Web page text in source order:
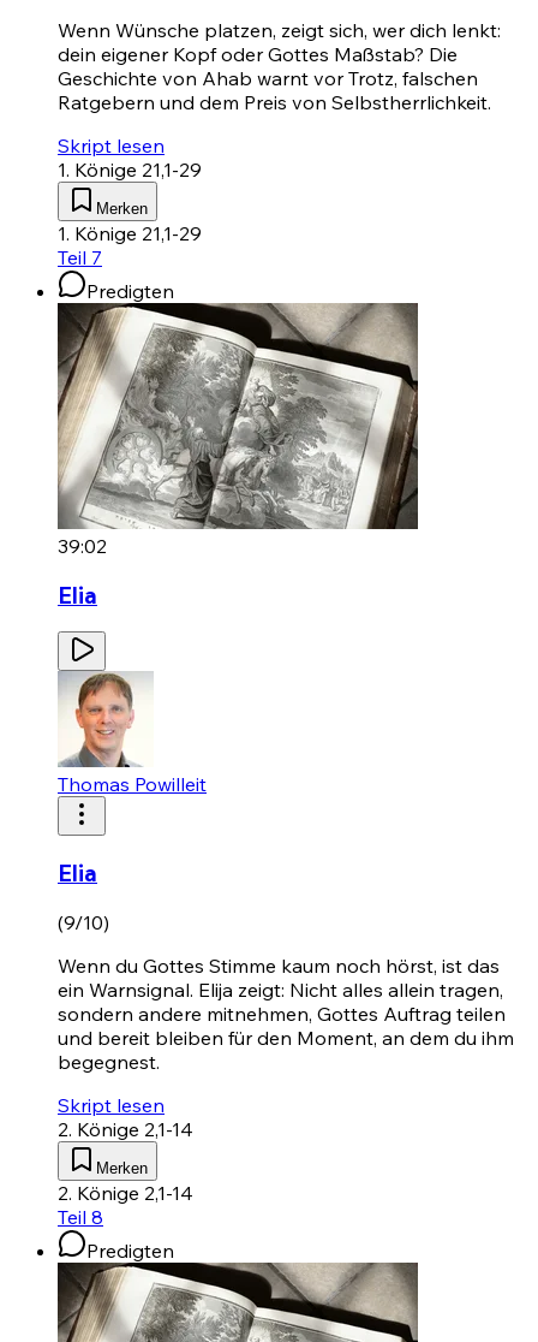
Wenn Wünsche platzen, zeigt sich, wer dich lenkt:
dein eigener Kopf oder Gottes Maßstab? Die
Geschichte von Ahab warnt vor Trotz, falschen
Ratgebern und dem Preis von Selbstherrlichkeit.
Skript lesen
1. Könige 21,1-29
Merken
1. Könige 21,1-29
Teil 7
Predigten
39:02
Elia
Thomas Powilleit
Elia
(9/10)
Wenn du Gottes Stimme kaum noch hörst, ist das
ein Warnsignal. Elija zeigt: Nicht alles allein tragen,
sondern andere mitnehmen, Gottes Auftrag teilen
und bereit bleiben für den Moment, an dem du ihm
begegnest.
Skript lesen
2. Könige 2,1-14
Merken
2. Könige 2,1-14
Teil 8
Predigten